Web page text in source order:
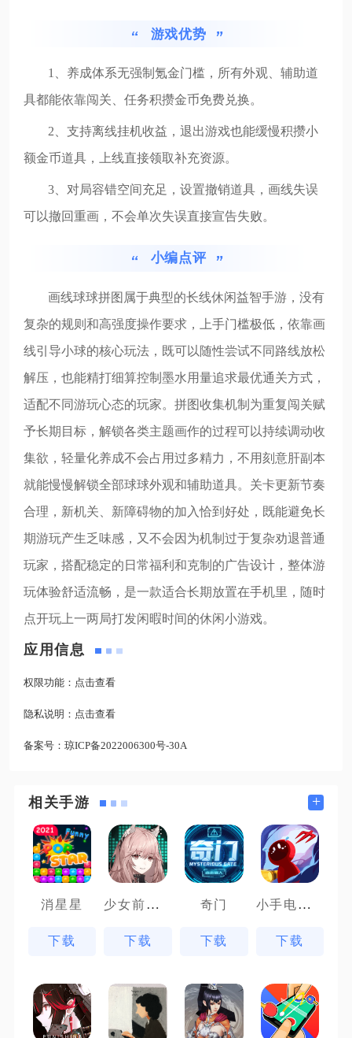
游戏优势
1、养成体系无强制氪金门槛，所有外观、辅助道
具都能依靠闯关、任务积攒金币免费兑换。
2、支持离线挂机收益，退出游戏也能缓慢积攒小
额金币道具，上线直接领取补充资源。
3、对局容错空间充足，设置撤销道具，画线失误
可以撤回重画，不会单次失误直接宣告失败。
小编点评
画线球球拼图属于典型的长线休闲益智手游，没有
复杂的规则和高强度操作要求，上手门槛极低，依靠画
线引导小球的核心玩法，既可以随性尝试不同路线放松
解压，也能精打细算控制墨水用量追求最优通关方式，
适配不同游玩心态的玩家。拼图收集机制为重复闯关赋
予长期目标，解锁各类主题画作的过程可以持续调动收
集欲，轻量化养成不会占用过多精力，不用刻意肝副本
就能慢慢解锁全部球球外观和辅助道具。关卡更新节奏
合理，新机关、新障碍物的加入恰到好处，既能避免长
期游玩产生乏味感，又不会因为机制过于复杂劝退普通
玩家，搭配稳定的日常福利和克制的广告设计，整体游
玩体验舒适流畅，是一款适合长期放置在手机里，随时
点开玩上一两局打发闲暇时间的休闲小游戏。
应用信息
权限功能： 点击查看
隐私说明： 点击查看
备案号： 琼ICP备2022006300号-30A
相关手游 +
消星星
下载
少女前线云图计划先锋服
下载
奇门
下载
小手电大派对
下载